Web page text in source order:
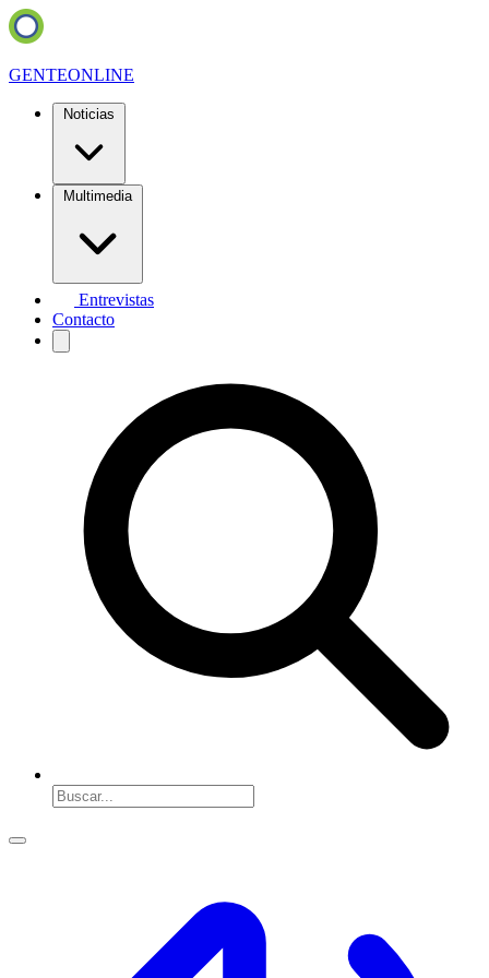
GENTEONLINE
Noticias
Multimedia
Entrevistas
Contacto